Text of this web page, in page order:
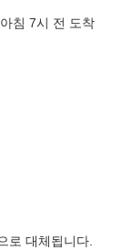
침 7시 전 도착
로 대체됩니다.